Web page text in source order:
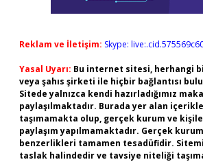
Reklam ve İletişim: Skype:
Yasal Uyarı: Bu internet sitesi, herhangi
veya şahıs şirketi ile hiçbir bağlantısı
Sitede yalnızca kendi hazırladığımız
paylaşılmaktadır. Burada yer alan
taşımamakta olup, gerçek kurum ve
paylaşım yapılmamaktadır. Gerçek
benzerlikleri tamamen tesadüfidir.
taslak halindedir ve tavsiye niteliği